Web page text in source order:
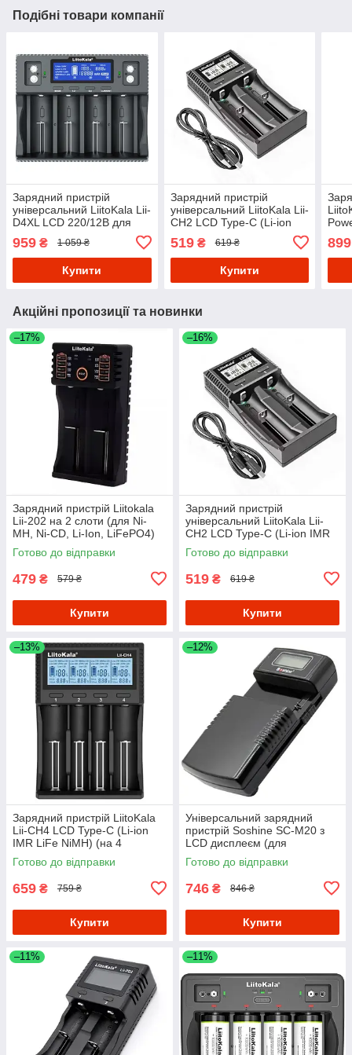
Подібні товари компанії
Зарядний пристрій
універсальний LiitoKala Lii-
D4XL LCD 220/12B для
акумуляторів (Li-ion IMR
LiFe NiMH Ni-CD+Крона)
959 ₴ 1 059 ₴
Купити
Зарядний пристрій
універсальний LiitoKala Lii-
CH2 LCD Type-C (Li-ion
акумулятори
519₴ 619 ₴
Купити
IMR
899
Акційні пропозиції та новинки
–17%
Зарядний пристрій Liitokala
Lii-202 на 2 слоти (для Ni-
MH, Ni-CD, Li-Ion, LiFePO4)
Готово до відправки
479 ₴ 579 ₴
Купити
–16%
Зарядний пристрій
універсальний LiitoKala Lii-
CH2 LCD Type-C (Li-ion IMR
LiFe NiMH) на 2 акумулятори
Готово до відправки
519 ₴ 619 ₴
Купити
–13%
Зарядний пристрій LiitoKala
Lii-CH4 LCD Type-C (Li-ion
IMR LiFe NiMH) (на 4
акумулятори)
Готово до відправки
659 ₴ 759 ₴
Купити
–12%
Універсальний зарядний
пристрій Soshine SC-M20 з
LCD дисплеєм (для
фотоапаратів, відеокамер)
Готово до відправки
746 ₴ 846 ₴
Купити
–11% –11%